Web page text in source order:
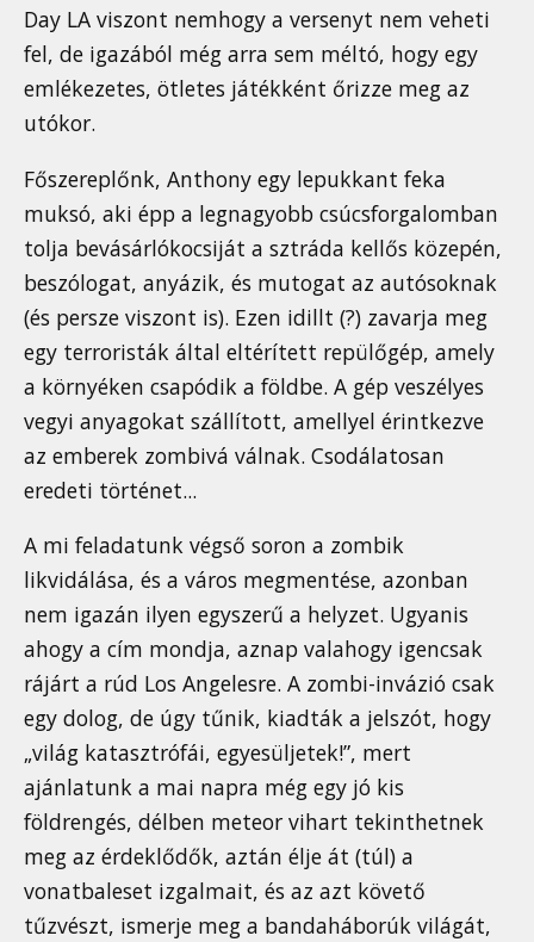
Day LA viszont nemhogy a versenyt nem veheti
fel, de igazából még arra sem méltó, hogy egy
emlékezetes, ötletes játékként őrizze meg az
utókor.
Főszereplőnk, Anthony egy lepukkant feka
muksó, aki épp a legnagyobb csúcsforgalomban
tolja bevásárlókocsiját a sztráda kellős közepén,
beszólogat, anyázik, és mutogat az autósoknak
(és persze viszont is). Ezen idillt (?) zavarja meg
egy terroristák által eltérített repülőgép, amely
a környéken csapódik a földbe. A gép veszélyes
vegyi anyagokat szállított, amellyel érintkezve
az emberek zombivá válnak. Csodálatosan
eredeti történet...
A mi feladatunk végső soron a zombik
likvidálása, és a város megmentése, azonban
nem igazán ilyen egyszerű a helyzet. Ugyanis
ahogy a cím mondja, aznap valahogy igencsak
rájárt a rúd Los Angelesre. A zombi-invázió csak
egy dolog, de úgy tűnik, kiadták a jelszót, hogy
„világ katasztrófái, egyesüljetek!”, mert
ajánlatunk a mai napra még egy jó kis
földrengés, délben meteor vihart tekinthetnek
meg az érdeklődők, aztán élje át (túl) a
vonatbaleset izgalmait, és az azt követő
tűzvészt, ismerje meg a bandaháborúk világát,